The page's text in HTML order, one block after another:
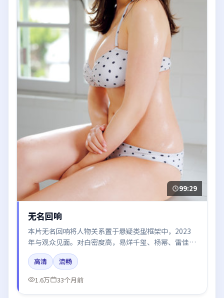
99:29
无名回响
本片无名回响将人物关系置于悬疑类型框架中，2023
年与观众见面。对白密度高，易烊千玺、杨幂、雷佳
音、于和伟的台词节奏值得关注；整体气质偏韩国都市
与冷色调摄影。
高清
流畅
1.6万
33个月前